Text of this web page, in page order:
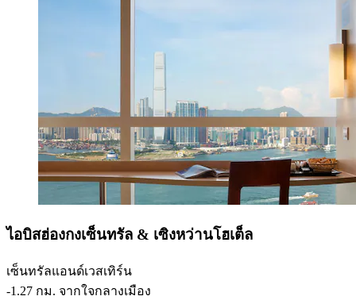
ไอบิสฮ่องกงเซ็นทรัล & เซิงหว่านโฮเต็ล
เซ็นทรัลแอนด์เวสเทิร์น
‐1.27 กม. จากใจกลางเมือง